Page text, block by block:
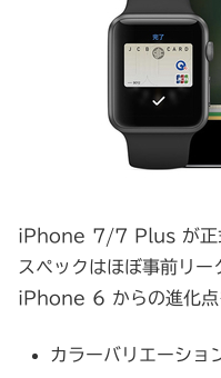
iPhone 7/7 Plus が正
スペックはほぼ事前リー
iPhone 6 からの進化点
カラーバリエーショ